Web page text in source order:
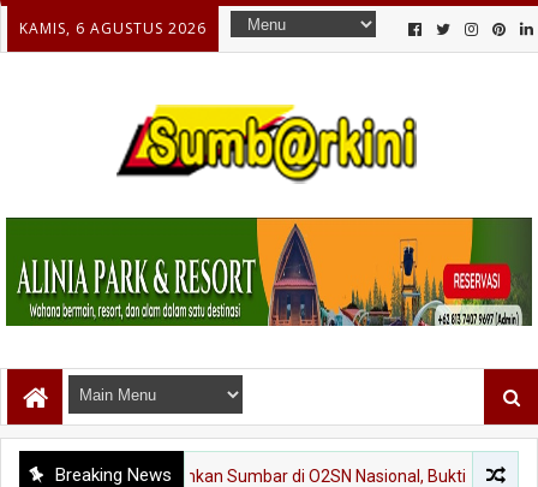
KAMIS, 6 AGUSTUS 2026
Breaking News
Siap Harumkan Sumbar di O2SN Nasional, Bukti Prestasi Lahir